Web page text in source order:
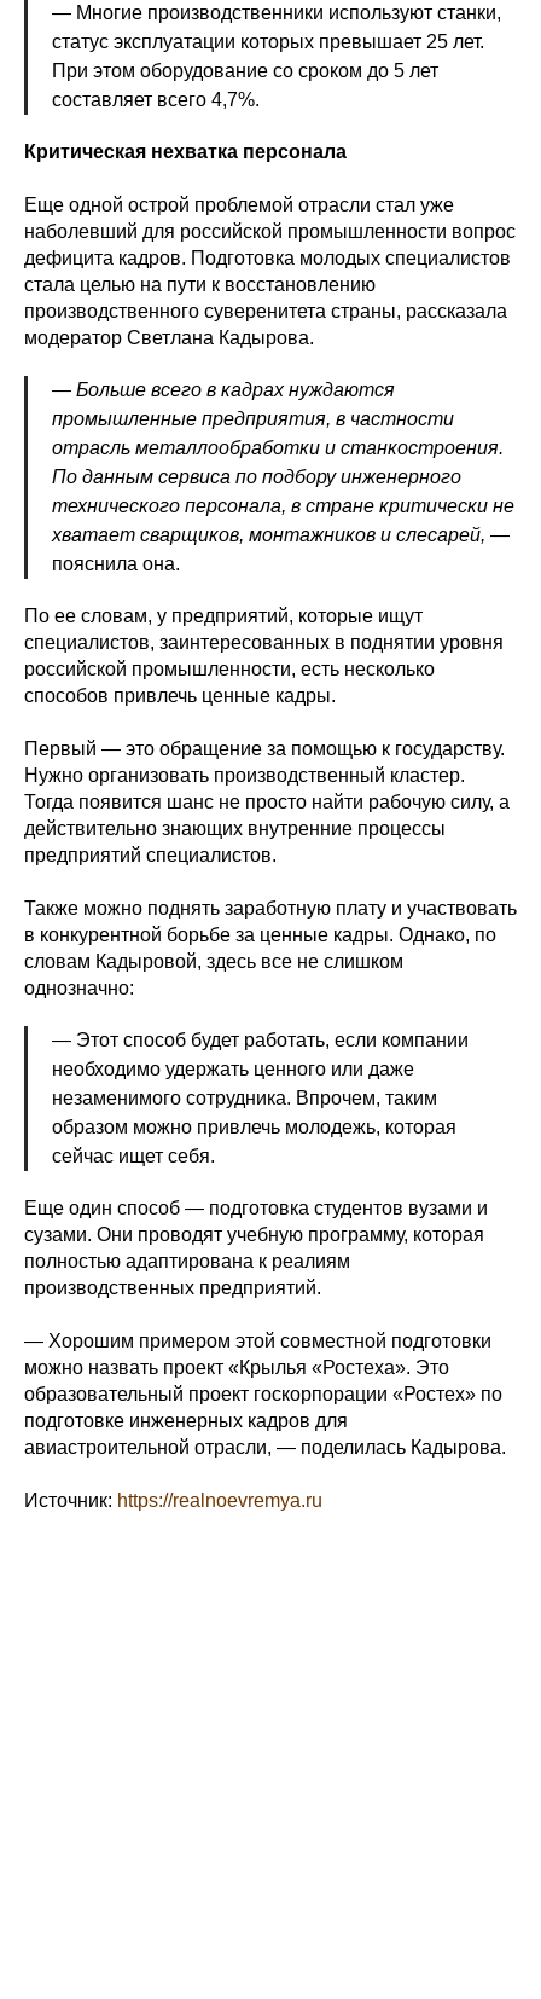
— Многие производственники используют станки,
статус эксплуатации которых превышает 25 лет.
При этом оборудование со сроком до 5 лет
составляет всего 4,7%.
Критическая нехватка персонала
Еще одной острой проблемой отрасли стал уже
наболевший для российской промышленности вопрос
дефицита кадров. Подготовка молодых специалистов
стала целью на пути к восстановлению
производственного суверенитета страны, рассказала
модератор Светлана Кадырова.
— Больше всего в кадрах нуждаются
промышленные предприятия, в частности
отрасль металлообработки и станкостроения.
По данным сервиса по подбору инженерного
технического персонала, в стране критически не
хватает сварщиков, монтажников и слесарей, —
пояснила она.
По ее словам, у предприятий, которые ищут
специалистов, заинтересованных в поднятии уровня
российской промышленности, есть несколько
способов привлечь ценные кадры.
Первый — это обращение за помощью к государству.
Нужно организовать производственный кластер.
Тогда появится шанс не просто найти рабочую силу, а
действительно знающих внутренние процессы
предприятий специалистов.
Также можно поднять заработную плату и участвовать
в конкурентной борьбе за ценные кадры. Однако, по
словам Кадыровой, здесь все не слишком
однозначно:
— Этот способ будет работать, если компании
необходимо удержать ценного или даже
незаменимого сотрудника. Впрочем, таким
образом можно привлечь молодежь, которая
сейчас ищет себя.
Еще один способ — подготовка студентов вузами и
сузами. Они проводят учебную программу, которая
полностью адаптирована к реалиям
производственных предприятий.
— Хорошим примером этой совместной подготовки
можно назвать проект «Крылья «Ростеха». Это
образовательный проект госкорпорации «Ростех» по
подготовке инженерных кадров для
авиастроительной отрасли, — поделилась Кадырова.
Источник: https://realnoevremya.ru